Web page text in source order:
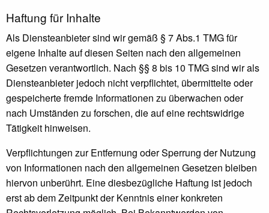
Haftung für Inhalte
Als Diensteanbieter sind wir gemäß § 7 Abs.1 TMG für
eigene Inhalte auf diesen Seiten nach den allgemeinen
Gesetzen verantwortlich. Nach §§ 8 bis 10 TMG sind wir als
Diensteanbieter jedoch nicht verpflichtet, übermittelte oder
gespeicherte fremde Informationen zu überwachen oder
nach Umständen zu forschen, die auf eine rechtswidrige
Tätigkeit hinweisen.
Verpflichtungen zur Entfernung oder Sperrung der Nutzung
von Informationen nach den allgemeinen Gesetzen bleiben
hiervon unberührt. Eine diesbezügliche Haftung ist jedoch
erst ab dem Zeitpunkt der Kenntnis einer konkreten